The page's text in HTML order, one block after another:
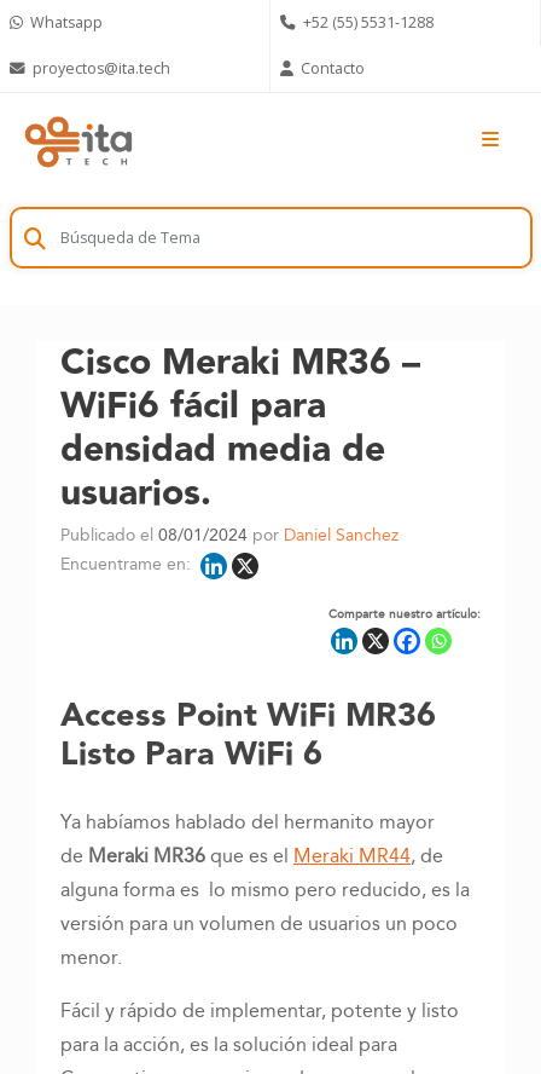
Whatsapp +52 (55) 5531-1288
proyectos@ita.tech Contacto
Cisco Meraki MR36 –
WiFi6 fácil para
densidad media de
usuarios.
Publicado el08/01/2024 por Daniel Sanchez
Encuentrame en:
Comparte nuestro artículo:
Access Point WiFi MR36
Listo Para WiFi 6
Ya habíamos hablado del hermanito mayor
de Meraki MR36que es el Meraki MR44, de
alguna forma es lo mismo pero reducido, es la
versión para un volumen de usuarios un poco
menor.
Fácil y rápido de implementar, potente y listo
para la acción, es la solución ideal para